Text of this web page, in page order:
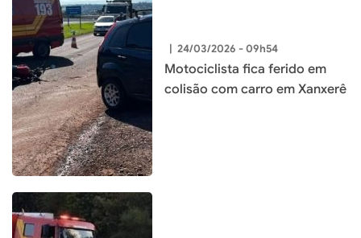
| 24/03/2026 - 09h54
Motociclista fica ferido em
colisão com carro em Xanxerê